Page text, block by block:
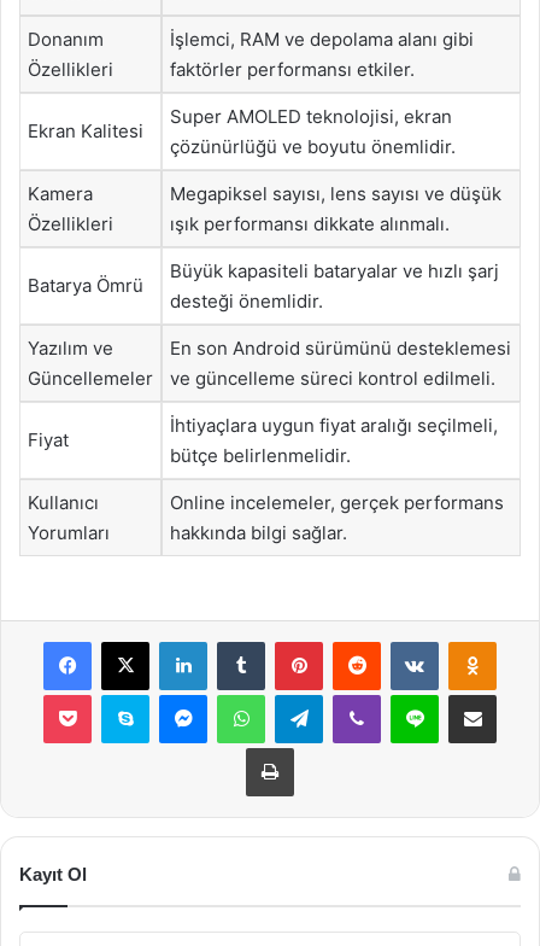
Donanım
Özellikleri
İşlemci, RAM ve depolama alanı gibi
faktörler performansı etkiler.
Ekran Kalitesi
Super AMOLED teknolojisi, ekran
çözünürlüğü ve boyutu önemlidir.
Kamera
Özellikleri
Megapiksel sayısı, lens sayısı ve düşük
ışık performansı dikkate alınmalı.
Batarya Ömrü
Büyük kapasiteli bataryalar ve hızlı şarj
desteği önemlidir.
Yazılım ve
Güncellemeler
En son Android sürümünü desteklemesi
ve güncelleme süreci kontrol edilmeli.
Fiyat
İhtiyaçlara uygun fiyat aralığı seçilmeli,
bütçe belirlenmelidir.
Kullanıcı
Yorumları
Online incelemeler, gerçek performans
hakkında bilgi sağlar.
Facebook
X LinkedInTumblr PinterestReddit VKontakte
Pocket Skype MessengerWhatsAppTelegramViber Line E-Posta ile
Yazdır
Kayıt Ol